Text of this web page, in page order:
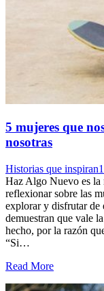
5 mujeres que
nosotras
Historias que inspiran
Haz Algo Nuevo es la
reflexionar sobre las
explorar y disfrutar de
demuestran que vale
hecho, por la razón
“Si…
Read More